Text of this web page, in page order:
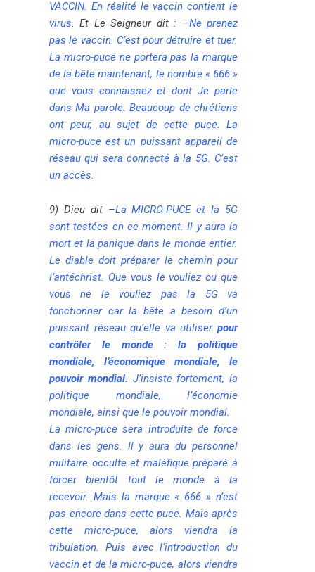
VACCIN. En réalité le vaccin contient le
virus.Et Le Seigneur dit : –Ne prenez
pas le vaccin. C’est pour détruire et tuer.
La micro-puce ne portera pas la marque
de la bête maintenant, le nombre « 666 »
que vous connaissez et dont Je parle
dans Ma parole. Beaucoup de chrétiens
ont peur, au sujet de cette puce. La
micro-puce est un puissant appareil de
réseau qui sera connecté à la 5G. C’est
un accès.
9) Dieu dit–La MICRO-PUCE et la 5G
sont testées en ce moment. Il y aura la
mort et la panique dans le monde entier.
Le diable doit préparer le chemin pour
l’antéchrist. Que vous le vouliez ou que
vous ne le vouliez pas la 5G va
fonctionner car la bête a besoin d’un
puissant réseau qu’elle va utiliser pour
contrôler le monde : la politique
mondiale, l’économique mondiale, le
pouvoir mondial. J’insiste fortement, la
politique mondiale, l’économie
mondiale, ainsi que le pouvoir mondial.
La micro-puce sera introduite de force
dans les gens. Il y aura du personnel
militaire occulte et maléfique préparé à
forcer bientôt tout le monde à la
recevoir. Mais la marque « 666 » n’est
pas encore dans cette puce. Mais après
cette micro-puce, alors viendra la
tribulation. Puis avec l’introduction du
vaccin et de la micro-puce, alors viendra